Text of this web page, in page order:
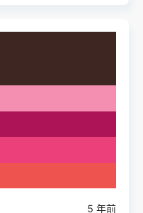
5 年前